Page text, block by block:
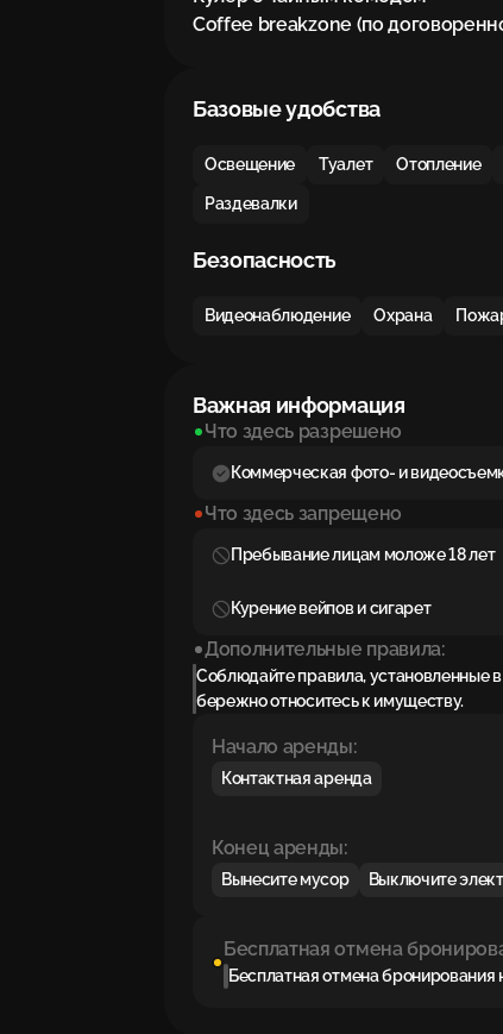
Coffee breakzone (по
Базовые удобства
Освещение Туалет Отопление
Раздевалки
Безопасность
Видеонаблюдение Охрана
Важная информация
Что здесь разрешено
Коммерческая фото- и
Что здесь запрещено
Пребывание лицам моложе 18 лет
Курение вейпов и сигарет
Дополнительные правила:
Соблюдайте правила, установленные
бережно относитесь к имуществу.
Начало аренды:
Контактная аренда
Конец аренды:
Вынесите мусор Выключите
Бесплатная отмена
Бесплатная отмена бронирования